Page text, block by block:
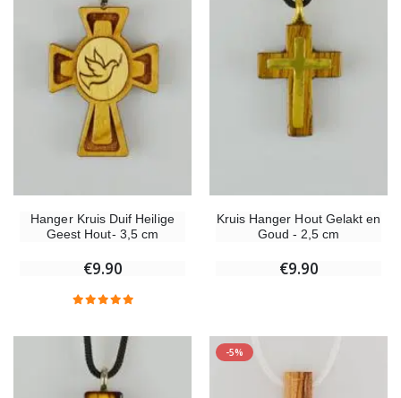
Hanger Kruis Duif Heilige
Geest Hout- 3,5 cm
€9.90
Kruis Hanger Hout Gelakt en
Goud - 2,5 cm
€9.90
-5%